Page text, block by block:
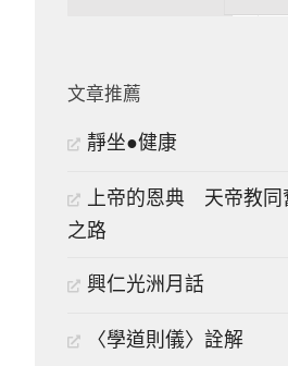
文章推薦
靜坐●健康
上帝的恩典 天帝教同
之路
興仁光洲月話
〈學道則儀〉詮解